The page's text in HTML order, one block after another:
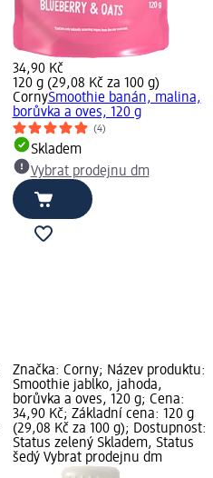
34,90 Kč
120 g (29,08 Kč za 100 g)
CornySmoothie banán, malina,
borůvka a oves, 120 g
(4)
Skladem
Vybrat prodejnu dm
Značka: Corny; Název produktu:
Smoothie jablko, jahoda,
borůvka a oves, 120 g; Cena:
34,90 Kč; Základní cena: 120 g
(29,08 Kč za 100 g); Dostupnost:
Status zelený Skladem, Status
šedý Vybrat prodejnu dm